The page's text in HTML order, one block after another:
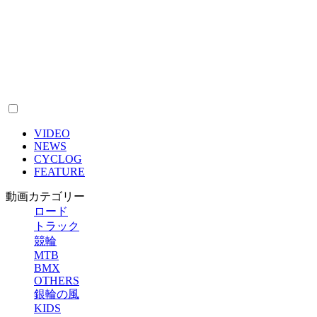
VIDEO
NEWS
CYCLOG
FEATURE
動画カテゴリー
ロード
トラック
競輪
MTB
BMX
OTHERS
銀輪の風
KIDS